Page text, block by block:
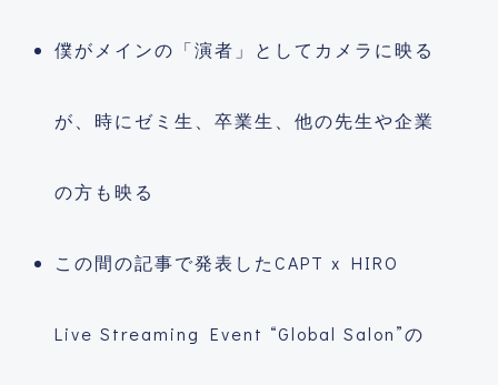
僕がメインの「演者」としてカメラに映る
が、時にゼミ生、卒業生、他の先生や企業
の方も映る
この間の記事で発表したCAPT x HIRO
Live Streaming Event “Global Salon”の